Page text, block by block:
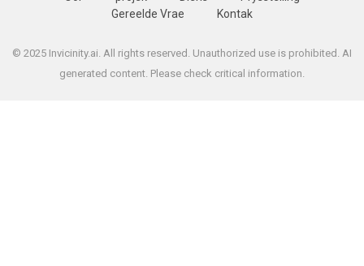
Gereelde Vrae
Kontak
© 2025 Invicinity.ai. All rights reserved. Unauthorized use is prohibited. AI
generated content. Please check critical information.